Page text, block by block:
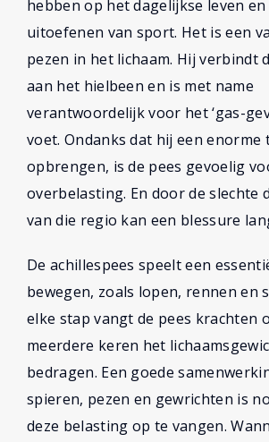
hebben op het dagelijkse leven
uitoefenen van sport. Het is een
pezen in het lichaam. Hij verbindt
aan het hielbeen en is met name
verantwoordelijk voor het ‘gas-
voet. Ondanks dat hij een
opbrengen, is de pees gevoelig
overbelasting. En door de slechte
van die regio kan een blessure
De achillespees speelt een
bewegen, zoals lopen, rennen en
elke stap vangt de pees krachten
meerdere keren het
bedragen. Een goede
spieren, pezen en gewrichten is
deze belasting op te vangen.